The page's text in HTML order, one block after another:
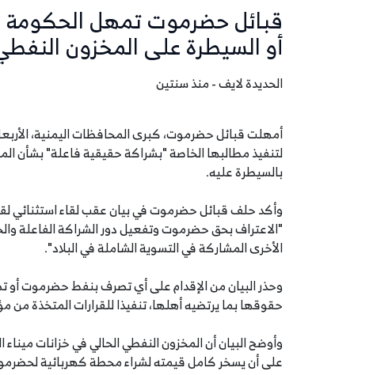
أو السيطرة على المخزون
الحديدة لايف - منذ سنتين
لتنفيذ مطالبها الخاصة "بشراكة حقيقية فاعلة" بشأن
بالسيطرة عليه.
وأكد حلف قبائل حضرموت في بيان عقب لقاء استثنائي
"الاعتراف بحق حضرموت وتفعيل دور الشراكة الفاعلة
الأخرى المشاركة في التسوية الشاملة في البلاد".
وحذر البيان من الإقدام على أي تصرف بنفط حضرموت
حقوقها بما يرتضيه أهلها، تنفيذا للقرارات المتخذة من مؤتمر
وأوضح البيان أن المخزون النفطي الحالي في خزانات
على أن يسخر كامل قيمته لشراء محطة كهربائية